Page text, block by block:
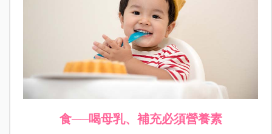
食──喝母乳、補充必須營養素